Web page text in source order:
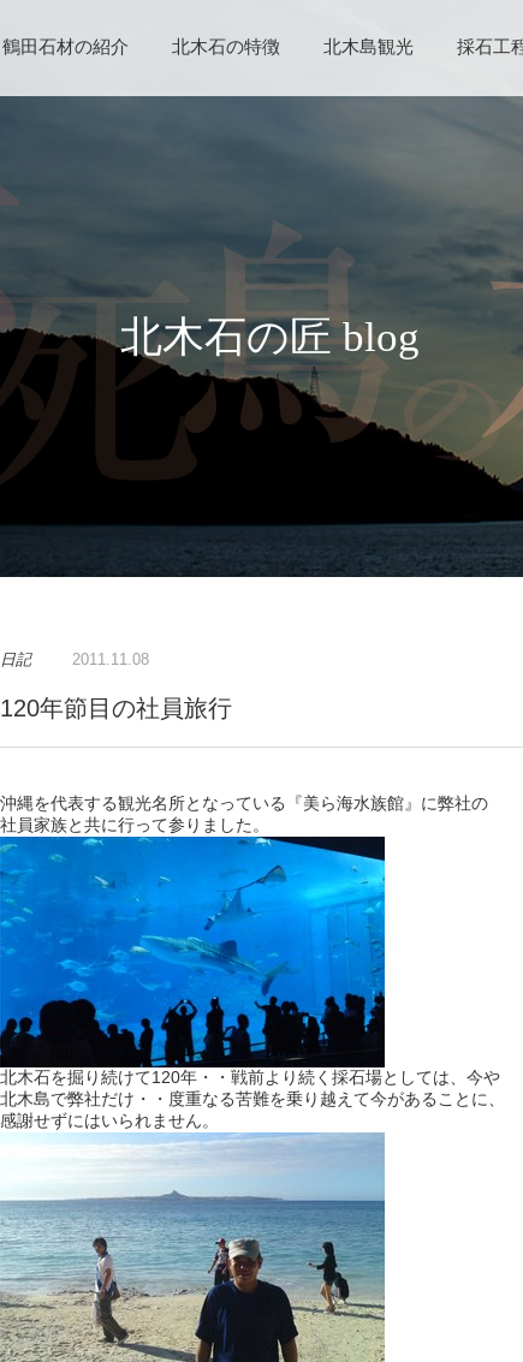
鶴田石材の紹介 北木石の特徴 北木島観光 採石工
北木石の匠 blog
日記 2011.11.08
120年節目の社員旅行
沖縄を代表する観光名所となっている『美ら海水族館』に弊社の
社員家族と共に行って参りました。
北木石を掘り続けて120年・・戦前より続く採石場としては、今や
北木島で弊社だけ・・度重なる苦難を乗り越えて今があることに、
感謝せずにはいられません。